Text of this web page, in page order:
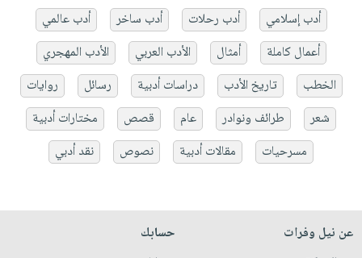
أدب إسلامي أدب رحلات أدب ساخر
أدب عالمي
أعمال كاملة
أمثال الأدب العربي
الأدب المهجري
الخطب
تاريخ الأدب دراسات أدبية رسائل
روايات
شعر
طرائف ونوادر عام قصص
مختارات أدبية
مسرحيات
مقالات أدبية نصوص نقد أدبي
عن نيل وفرات
حسابك